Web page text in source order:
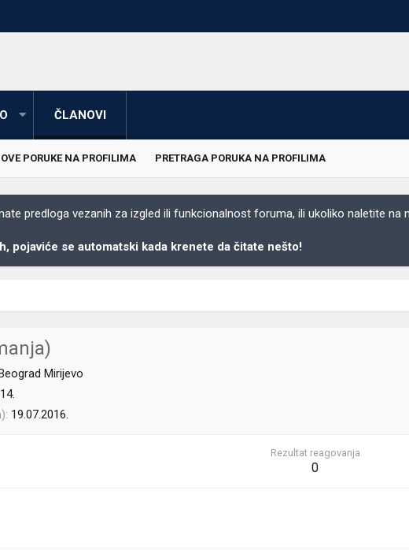
ČLANOVI
PORUKE NA PROFILIMA PRETRAGA PORUKA NA PROFILIMA
predloga vezanih za izgled ili funkcionalnost foruma, ili ukoliko naletite na
pojaviće se automatski kada krenete da čitate nešto!
Mirijevo
19.07.2016.
Rezultat reagovanja
0